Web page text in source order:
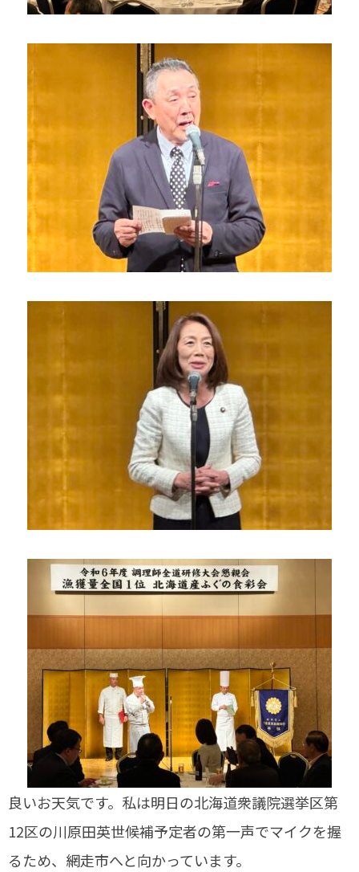
良いお天気です。私は明日の北海道衆議院選挙区第
12区の川原田英世候補予定者の第一声でマイクを握
るため、網走市へと向かっています。